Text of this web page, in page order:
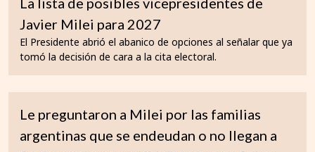
Javier Milei para 2027
El Presidente abrió el abanico de opciones al señalar que ya
tomó la decisión de cara a la cita electoral.
Le preguntaron a Milei por las familias
argentinas que se endeudan o no llegan a